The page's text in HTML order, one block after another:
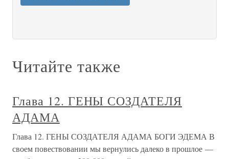
Читайте также
Глава 12. ГЕНЫ СОЗДАТЕЛЯ
АДАМА
Глава 12. ГЕНЫ СОЗДАТЕЛЯ АДАМА БОГИ ЭДЕМА В
своем повествовании мы вернулись далеко в прошлое —